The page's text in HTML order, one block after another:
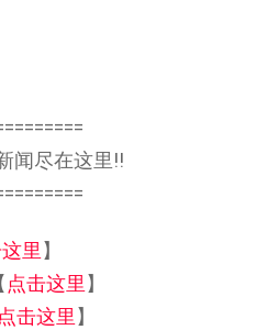
闻尽在这里!!
里 】
点击这里 】
点击这里 】